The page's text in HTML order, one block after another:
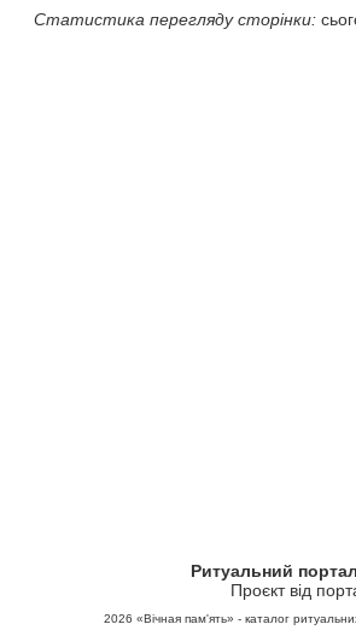
Статистика перегляду сторінки:
Ритуальний
Проєкт від
2026 «Вічная пам'ять» - каталог